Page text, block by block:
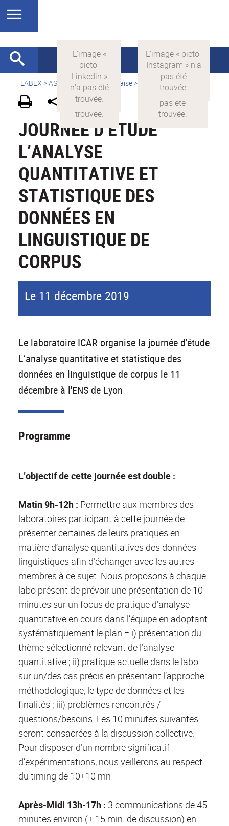
LABEX >ASLAN > Version française> Actualités
JOURNÉE D’ÉTUDE
L’ANALYSE
QUANTITATIVE ET
STATISTIQUE DES
DONNÉES EN
LINGUISTIQUE DE
CORPUS
Le 11 décembre 2019
Le laboratoire ICAR organise la journée d'étude
L’analyse quantitative et statistique des
données en linguistique de corpus le 11
décembre à l'ENS de Lyon
Programme
L’objectif de cette journée est double :
Matin 9h-12h : Permettre aux membres des
laboratoires participant à cette journée de
présenter certaines de leurs pratiques en
matière d’analyse quantitatives des données
linguistiques afin d’échanger avec les autres
membres à ce sujet. Nous proposons à chaque
labo présent de prévoir une présentation de 10
minutes sur un focus de pratique d’analyse
quantitative en cours dans l’équipe en adoptant
systématiquement le plan = i) présentation du
thème sélectionné relevant de l’analyse
quantitative ; ii) pratique actuelle dans le labo
sur un/des cas précis en présentant l’approche
méthodologique, le type de données et les
finalités ; iii) problèmes rencontrés /
questions/besoins. Les 10 minutes suivantes
seront consacrées à la discussion collective.
Pour disposer d’un nombre significatif
d’expérimentations, nous veillerons au respect
du timing de 10+10 mn
Après-Midi 13h-17h : 3 communications de 45
minutes environ (+ 15 min. de discussion) en